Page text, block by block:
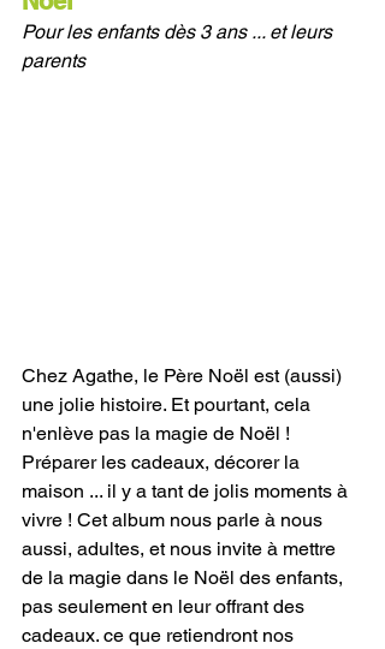
Pour les enfants dès 3 ans ... et leurs
parents
Chez Agathe, le Père Noël est (aussi)
une jolie histoire. Et pourtant, cela
n'enlève pas la magie de Noël !
Préparer les cadeaux, décorer la
maison ... il y a tant de jolis moments à
vivre ! Cet album nous parle à nous
aussi, adultes, et nous invite à mettre
de la magie dans le Noël des enfants,
pas seulement en leur offrant des
cadeaux. ce que retiendront nos